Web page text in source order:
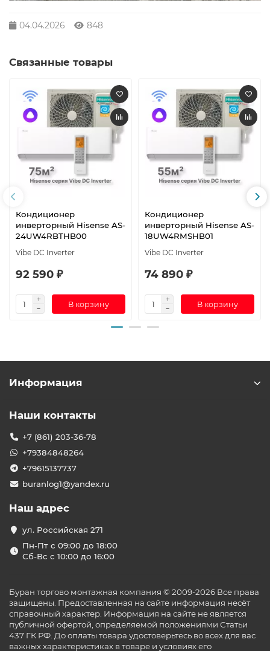
04.04.2026 848
Связанные товары
Кондиционер
инверторный Hisense AS-
24UW4RBTHB00
Vibe DC Inverter
92 590 ₽
В корзину
Кондиционер
инверторный Hisense AS-
18UW4RMSHB01
Vibe DC Inverter
74 890 ₽
В корзину
Информация
Наши контакты
+7 (861) 203-36-78
+79384848264
+79615137737
buranlog1@yandex.ru
Наш адрес
ул. Российская 271
Пн-Пт с 09:00 до 18:00
Сб-Вс с 10:00 до 16:00
Буран торгово монтажная компания © 2009-2026 Все права
защищены. Предоставленная на сайте информация несёт
справочный характер. Информация на сайте не является
публичной офертой, определяемой положениями Статьи
437 ГК РФ. До оплаты товара удостоверьтесь во всех для вас
важных характеристиках в товаре и условиях его